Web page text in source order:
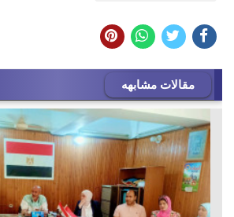
مقالات مشابهه